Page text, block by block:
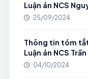
Luận án NCS
25/09/2024
Thông tin tóm
Luận án NCS
04/10/2024